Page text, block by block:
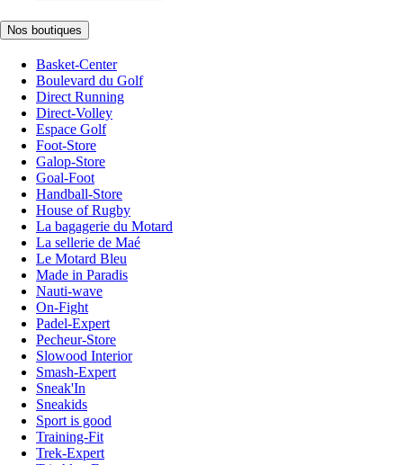
Nos boutiques
Basket-Center
Boulevard du Golf
Direct Running
Direct-Volley
Espace Golf
Foot-Store
Galop-Store
Goal-Foot
Handball-Store
House of Rugby
La bagagerie du Motard
La sellerie de Maé
Le Motard Bleu
Made in Paradis
Nauti-wave
On-Fight
Padel-Expert
Pecheur-Store
Slowood Interior
Smash-Expert
Sneak'In
Sneakids
Sport is good
Training-Fit
Trek-Expert